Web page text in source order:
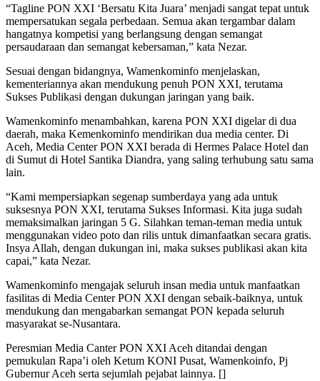
“Tagline PON XXI ‘Bersatu Kita Juara’ menjadi sangat tepat untuk
mempersatukan segala perbedaan. Semua akan tergambar dalam
hangatnya kompetisi yang berlangsung dengan semangat
persaudaraan dan semangat kebersaman,” kata Nezar.
Sesuai dengan bidangnya, Wamenkominfo menjelaskan,
kementeriannya akan mendukung penuh PON XXI, terutama
Sukses Publikasi dengan dukungan jaringan yang baik.
Wamenkominfo menambahkan, karena PON XXI digelar di dua
daerah, maka Kemenkominfo mendirikan dua media center. Di
Aceh, Media Center PON XXI berada di Hermes Palace Hotel dan
di Sumut di Hotel Santika Diandra, yang saling terhubung satu sama
lain.
“Kami mempersiapkan segenap sumberdaya yang ada untuk
suksesnya PON XXI, terutama Sukses Informasi. Kita juga sudah
memaksimalkan jaringan 5 G. Silahkan teman-teman media untuk
menggunakan video poto dan rilis untuk dimanfaatkan secara gratis.
Insya Allah, dengan dukungan ini, maka sukses publikasi akan kita
capai,” kata Nezar.
Wamenkominfo mengajak seluruh insan media untuk manfaatkan
fasilitas di Media Center PON XXI dengan sebaik-baiknya, untuk
mendukung dan mengabarkan semangat PON kepada seluruh
masyarakat se-Nusantara.
Peresmian Media Canter PON XXI Aceh ditandai dengan
pemukulan Rapa’i oleh Ketum KONI Pusat, Wamenkoinfo, Pj
Gubernur Aceh serta sejumlah pejabat lainnya. []